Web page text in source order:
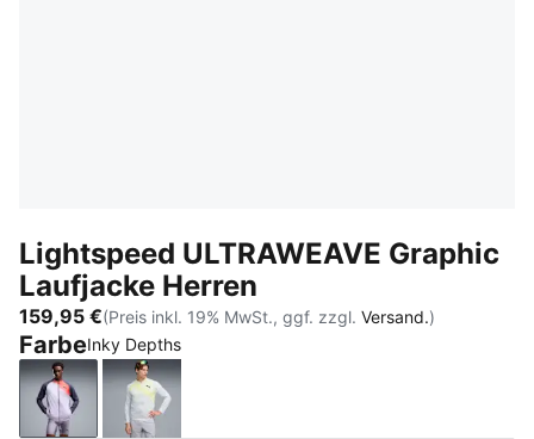
Lightspeed ULTRAWEAVE Graphic
Laufjacke Herren
159,95 €(Preis inkl. 19% MwSt., ggf. zzgl. Versand.)
FarbeInky Depths
Inky DepthsSilver Mist-AOP